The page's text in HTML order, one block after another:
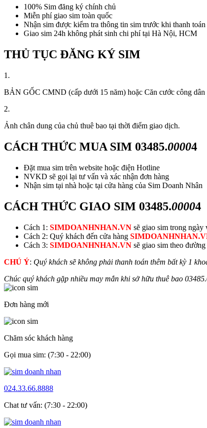
100% Sim đăng ký chính chủ
Miễn phí giao sim toàn quốc
Nhận sim được kiểm tra thông tin sim trước khi thanh toán
Giao sim 24h không phát sinh chi phí tại Hà Nội, HCM
THỦ TỤC ĐĂNG KÝ SIM
1.
BẢN GỐC CMND (cấp dưới 15 năm) hoặc Căn cước công
2.
Ảnh chân dung của chủ thuê bao tại thời điểm giao dịch.
CÁCH THỨC MUA SIM 03485.00004
Đặt mua sim trên website hoặc điện Hotline
NVKD sẽ gọi lại tư vấn và xác nhận đơn hàng
Nhận sim tại nhà hoặc tại cửa hàng của Sim Doanh Nhân
CÁCH THỨC GIAO SIM 03485.00004
Cách 1: SIMDOANHNHAN.VN sẽ giao sim trong ngày
Cách 2: Quý khách đến cửa hàng
Cách 3: SIMDOANHNHAN.VN sẽ giao sim theo
CHÚ Ý: Quý khách sẽ không phải thanh toán thêm bất kỳ 1
Chúc quý khách gặp nhiều may mắn khi sở hữu thuê bao 03485.
Đơn hàng mới
Chăm sóc khách hàng
Gọi mua sim: (7:30 - 22:00)
024.33.66.8888
Chat tư vấn: (7:30 - 22:00)